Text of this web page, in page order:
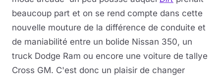
beaucoup part et on se rend compte dans cette
nouvelle mouture de la différence de conduite et
de maniabilité entre un bolide Nissan 350, un
truck Dodge Ram ou encore une voiture de tallye
Cross GM. C'est donc un plaisir de changer